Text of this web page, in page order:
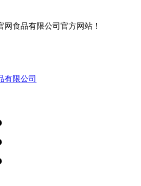
食品有限公司官方网站！